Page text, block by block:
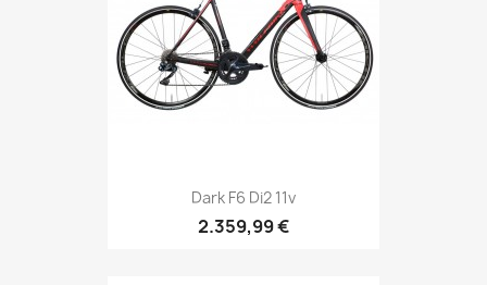
Dark F6 Di2 11v
2.359,99 €